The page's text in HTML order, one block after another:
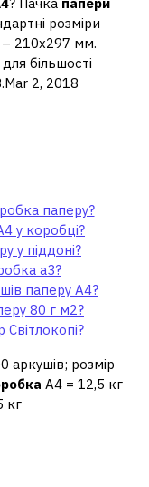
розміри
210х297 мм.
для більшості
2, 2018
паперу?
у коробці?
у піддоні?
а3?
паперу А4?
80 г м2?
аркушів; розмір
А4 = 12,5 кг
кг